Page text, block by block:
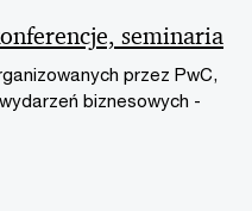
seminaria
przez PwC,
biznesowych -